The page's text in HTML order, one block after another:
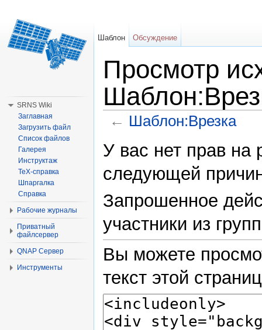
Просмотр
← Шаблон:Врезка
У вас нет прав на
следующей
Запрошенное
участники из
Вы можете
текст этой
Шаблон Обсуждение
SRNS Wiki
Заглавная
Загрузить файл
Список файлов
Галерея
Инструктаж
TeX-справка
Шпаргалка
Справка
Рабочие журналы
Приватный
файлсервер
QNAP Сервер
Инструменты